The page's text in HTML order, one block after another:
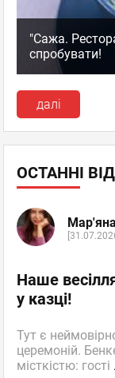
"Сажа.
спробувати!
далі
ОСТАННІ
Мар'яна
Наше
у казці!
Тут є
церемоній.
місткістю: гості